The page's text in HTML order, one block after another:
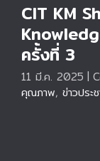
CIT KM
ครั้งที่ 3
11 มี.ค. 2025 |
คุณภาพ, ข่าวปร